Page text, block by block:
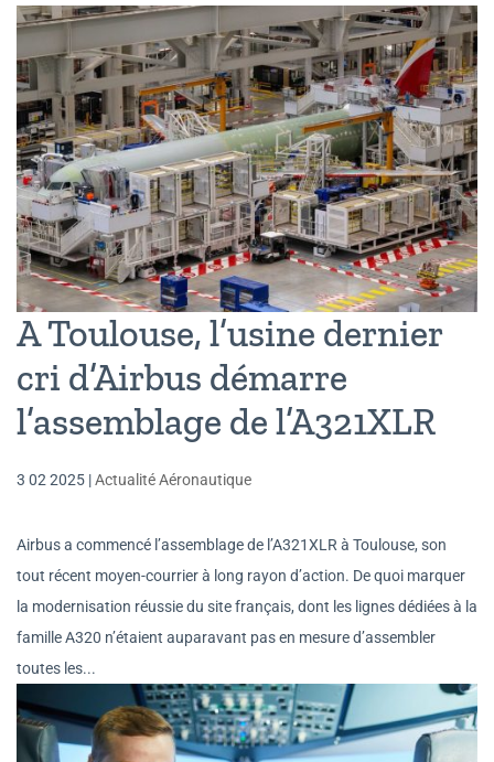
A Toulouse, l’usine dernier
cri d’Airbus démarre
l’assemblage de l’A321XLR
3 02 2025 |Actualité Aéronautique
Airbus a commencé l’assemblage de l’A321XLR à Toulouse, son
tout récent moyen-courrier à long rayon d’action. De quoi marquer
la modernisation réussie du site français, dont les lignes dédiées à la
famille A320 n’étaient auparavant pas en mesure d’assembler
toutes les...